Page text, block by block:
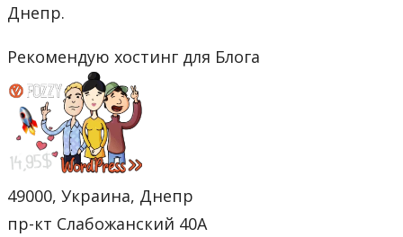
Днепр.
Рекомендую хостинг для Блога
49000, Украина, Днепр
пр-кт Слабожанский 40А